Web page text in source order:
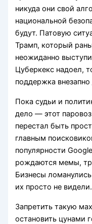
никуда они свой
национальной
будут. Патовую
Трамп, который
неожиданно
Цуберкекс надоел,
поддержка внезапно
Пока судьи и
дело — этот
перестал быть
главным
популярности
рождаются мемы,
Бизнесы
их просто не видели.
Запретить такую
остановить цунами